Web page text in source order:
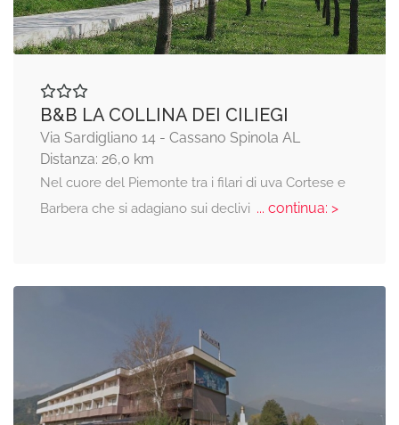
B&B LA COLLINA DEI CILIEGI
Via Sardigliano 14 - Cassano Spinola AL
Distanza: 26,0 km
Nel cuore del Piemonte tra i filari di uva Cortese e
Barbera che si adagiano sui declivi ... continua: >